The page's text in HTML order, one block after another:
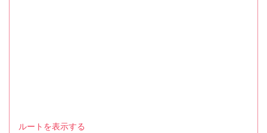
ルートを表示する